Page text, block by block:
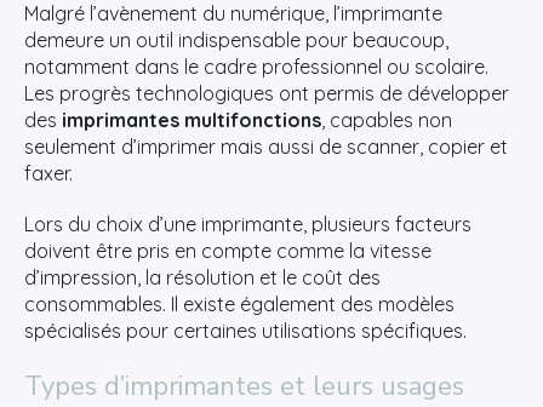
Malgré l’avènement du numérique, l’imprimante
demeure un outil indispensable pour beaucoup,
notamment dans le cadre professionnel ou scolaire.
Les progrès technologiques ont permis de développer
des imprimantes multifonctions, capables non
seulement d’imprimer mais aussi de scanner, copier et
faxer.
Lors du choix d’une imprimante, plusieurs facteurs
doivent être pris en compte comme la vitesse
d’impression, la résolution et le coût des
consommables. Il existe également des modèles
spécialisés pour certaines utilisations spécifiques.
Types d’imprimantes et leurs usages